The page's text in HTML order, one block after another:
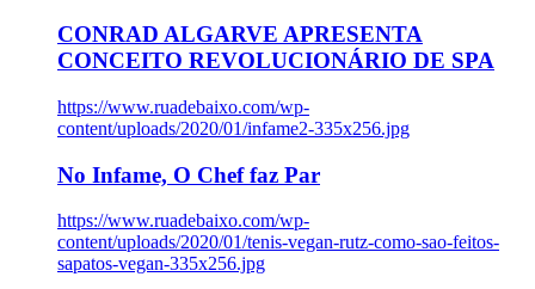
CONRAD ALGARVE APRESENTA
CONCEITO REVOLUCIONÁRIO DE SPA
https://www.ruadebaixo.com/wp-
content/uploads/2020/01/infame2-335x256.jpg
No Infame, O Chef faz Par
https://www.ruadebaixo.com/wp-
content/uploads/2020/01/tenis-vegan-rutz-como-sao-feitos-
sapatos-vegan-335x256.jpg